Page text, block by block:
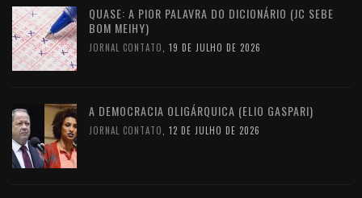
QUASE: A PIOR PALAVRA DO DICIONÁRIO (JC SEBE
BOM MEIHY)
JORNAL CONTATO 19 DE JULHO DE 2026
A DEMOCRACIA OLIGÁRQUICA (ELIO GASPARI)
JORNAL CONTATO 12 DE JULHO DE 2026